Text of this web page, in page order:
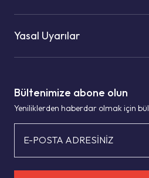
Bültenimize abone olun
Yeniliklerden haberdar olmak için
E-POSTA ADRESİNİZ
Yasal Uyarılar